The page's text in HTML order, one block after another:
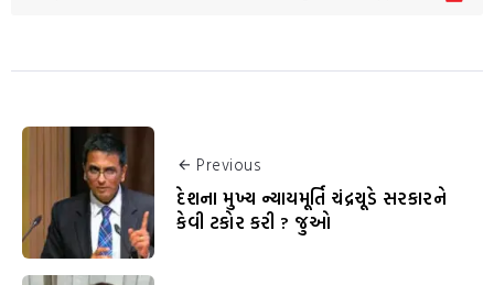
Previous
દેશના મુખ્ય ન્યાયમૂર્તિ ચંદ્રચૂડે સરકારને
કેવી ટકોર કરી ? જુઓ